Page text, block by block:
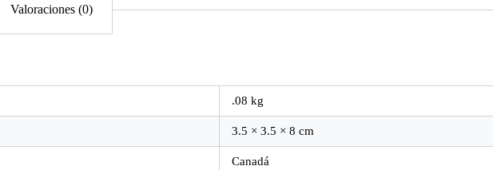
Valoraciones (0)
.08 kg
3.5 × 3.5 × 8 cm
Canadá